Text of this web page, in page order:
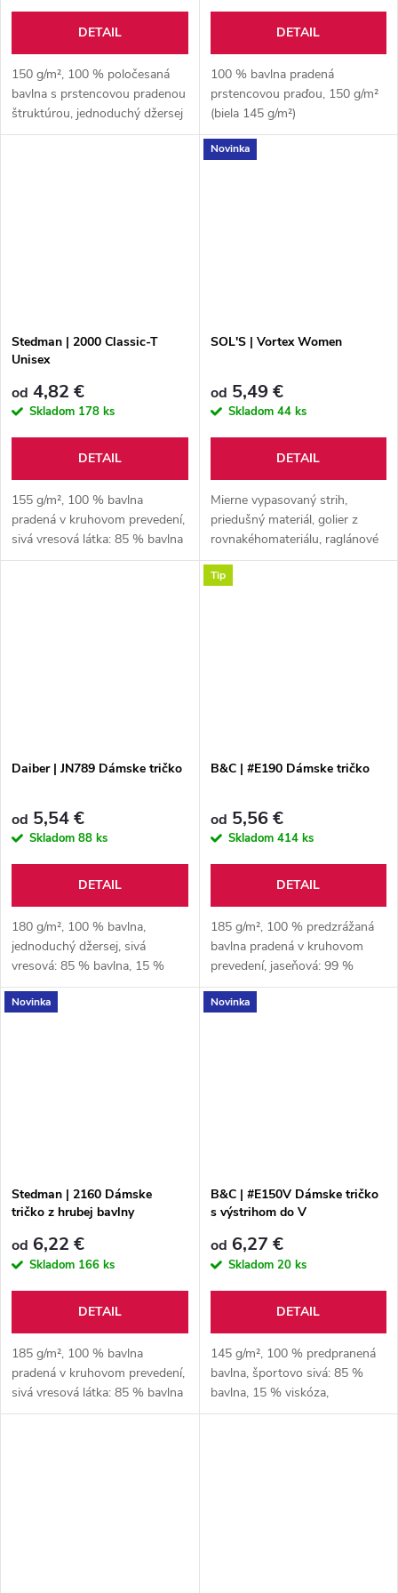
DETAIL
150 g/m², 100 % poločesaná
bavlna s prstencovou pradenou
štruktúrou, jednoduchý džersej
DETAIL
100 % bavlna pradená
prstencovou praďou, 150 g/m²
(biela 145 g/m²)
Stedman | 2000 Classic-T
Unisex
od 4,82 €
Skladom 178 ks
DETAIL
155 g/m², 100 % bavlna
pradená v kruhovom prevedení,
sivá vresová látka: 85 % bavlna
pradená v kruhovom prevedení,
Novinka
SOL'S | Vortex Women
od 5,49 €
Skladom 44 ks
DETAIL
Mierne vypasovaný strih,
priedušný materiál, golier z
rovnakéhomateriálu, raglánové
rukávy, príjemný materiál na
dotyk,rýchloschnúci, úplet s
Daiber | JN789 Dámske tričko
od 5,54 €
Skladom 88 ks
DETAIL
180 g/m², 100 % bavlna,
jednoduchý džersej, sivá
vresová: 85 % bavlna, 15 %
viskóza
Tip
B&C | #E190 Dámske tričko
od 5,56 €
Skladom 414 ks
DETAIL
185 g/m², 100 % predzrážaná
bavlna pradená v kruhovom
prevedení, jaseňová: 99 %
bavlna, 1 % viskóza,
športovosivá: 85 % bavlna, 15
Novinka
Stedman | 2160 Dámske
tričko z hrubej bavlny
od 6,22 €
Skladom 166 ks
DETAIL
185 g/m², 100 % bavlna
pradená v kruhovom prevedení,
sivá vresová látka: 85 % bavlna
pradená v kruhovom prevedení,
Novinka
B&C | #E150V Dámske tričko
s výstrihom do V
od 6,27 €
Skladom 20 ks
DETAIL
145 g/m², 100 % predpranená
bavlna, športovo sivá: 85 %
bavlna, 15 % viskóza,
jednoduchý džersej